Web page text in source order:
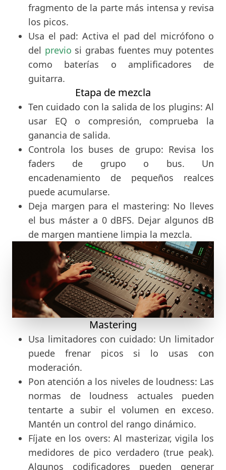
fragmento de la parte más intensa y revisa
los picos.
Usa el pad: Activa el pad del micrófono o
del previo si grabas fuentes muy potentes
como baterías o amplificadores de
guitarra.
Etapa de mezcla
Ten cuidado con la salida de los plugins: Al
usar EQ o compresión, comprueba la
ganancia de salida.
Controla los buses de grupo: Revisa los
faders de grupo o bus. Un
encadenamiento de pequeños realces
puede acumularse.
Deja margen para el mastering: No lleves
el bus máster a 0 dBFS. Dejar algunos dB
de margen mantiene limpia la mezcla.
Mastering
Usa limitadores con cuidado: Un limitador
puede frenar picos si lo usas con
moderación.
Pon atención a los niveles de loudness: Las
normas de loudness actuales pueden
tentarte a subir el volumen en exceso.
Mantén un control del rango dinámico.
Fíjate en los overs: Al masterizar, vigila los
medidores de pico verdadero (true peak).
Algunos codificadores pueden generar